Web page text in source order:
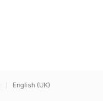
English (UK)